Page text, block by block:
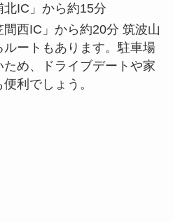
IC」から約15分
西IC」から約20分 筑波山
ルートもあります。駐車場
め、ドライブデートや家
利でしょう。